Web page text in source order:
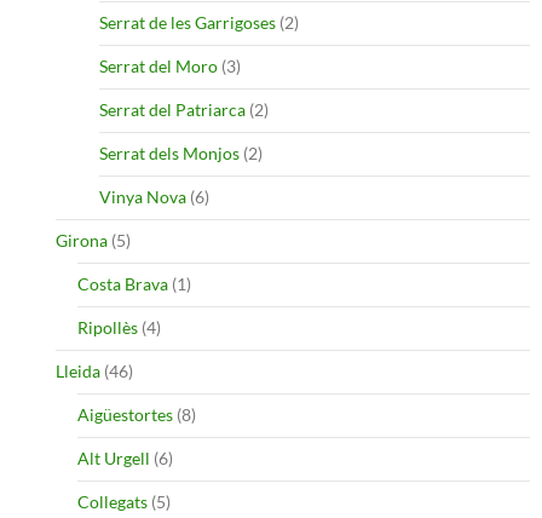
Serrat de les Garrigoses (2)
Serrat del Moro (3)
Serrat del Patriarca (2)
Serrat dels Monjos (2)
Vinya Nova (6)
Girona (5)
Costa Brava (1)
Ripollès (4)
Lleida (46)
Aigüestortes (8)
Alt Urgell (6)
Collegats (5)